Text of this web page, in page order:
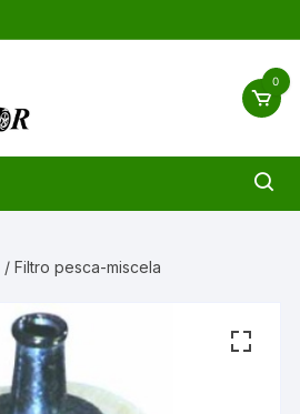
0
/ Filtro pesca-miscela